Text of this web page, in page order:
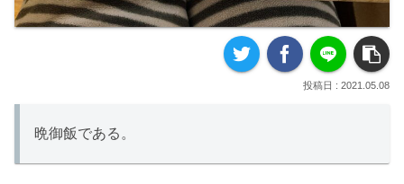
2021.05.08
晩御飯である。